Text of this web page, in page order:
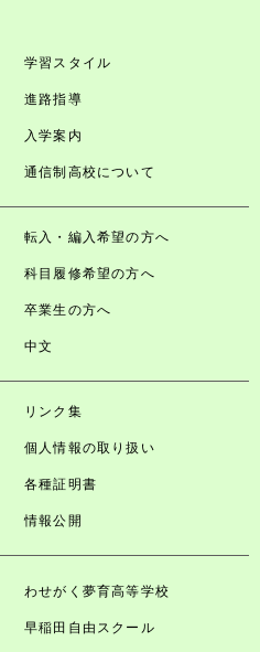
学習スタイル
進路指導
入学案内
通信制高校について
転入・編入希望の方へ
科目履修希望の方へ
卒業生の方へ
中文
リンク集
個人情報の取り扱い
各種証明書
情報公開
わせがく夢育高等学校
早稲田自由スクール